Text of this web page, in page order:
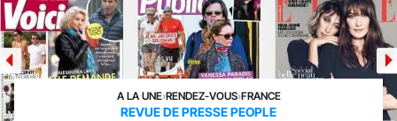
A LA UNE›RENDEZ-VOUS›FRANCE
REVUE DE PRESSE PEOPLE